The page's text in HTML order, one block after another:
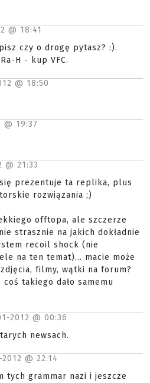
@ 18:41
czy o drogę pytasz? :).
H - kup VFC.
@ 18:50
@ 19:37
@ 21:33
prezentuje ta replika, plus
rozwiązania ;)
offtopa, ale szczerze
strasznie na jakich dokładnie
recoil shock (nie
na ten temat)... macie może
filmy, wątki na forum?
takiego dało samemu
2012 @ 00:36
newsach.
@ 22:14
tych grammar nazi i jeszcze